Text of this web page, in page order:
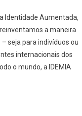
Identidade Aumentada,
a maneira
seja para indivíduos ou
internacionais dos
o mundo, a IDEMIA